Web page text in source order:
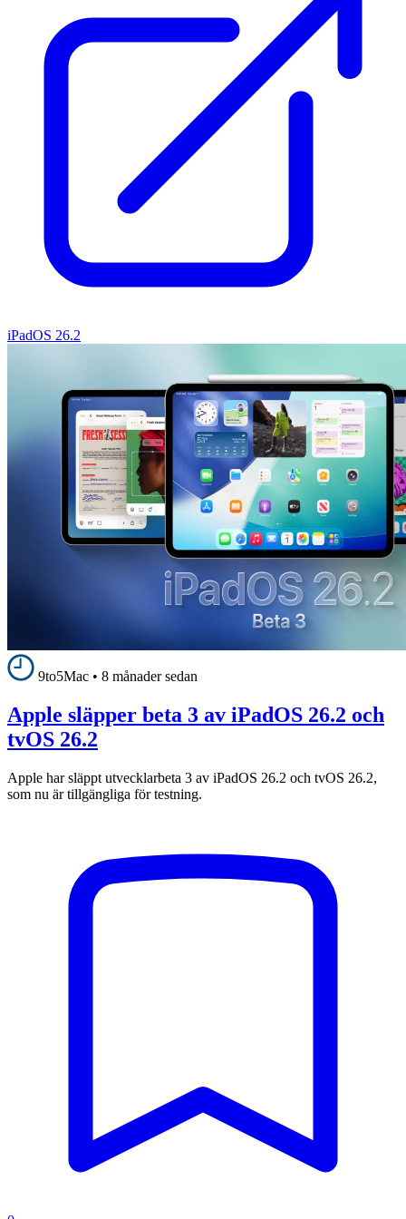
iPadOS 26.2
9to5Mac • 8 månader sedan
Apple släpper beta 3 av iPadOS 26.2 och
tvOS 26.2
Apple har släppt utvecklarbeta 3 av iPadOS 26.2 och tvOS 26.2,
som nu är tillgängliga för testning.